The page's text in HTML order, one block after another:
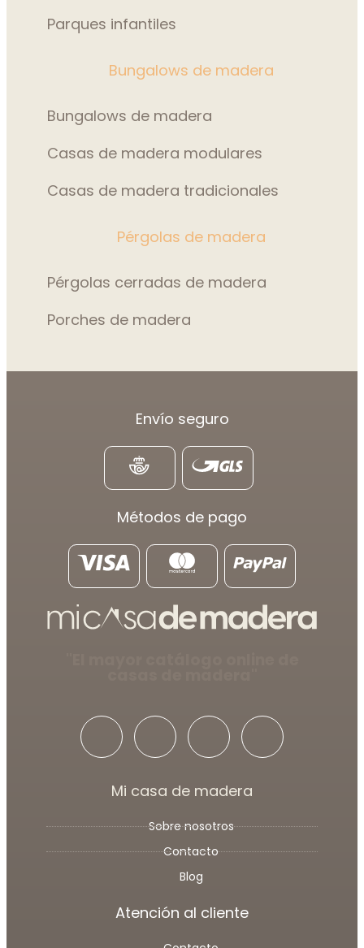
Parques infantiles
Bungalows de madera
Bungalows de madera
Casas de madera modulares
Casas de madera tradicionales
Pérgolas de madera
Pérgolas cerradas de madera
Porches de madera
Envío seguro
Métodos de pago
Mi casa de madera
Sobre nosotros
Contacto
Blog
Atención al cliente